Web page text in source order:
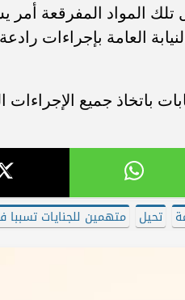
تلك المواد المفرقعة أمر
العامة بإجراءات رادعة
باتخاذ جميع الإجراءات
تحيل متهمين للجنايات